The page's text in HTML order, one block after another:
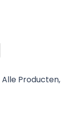
Alle Producten,